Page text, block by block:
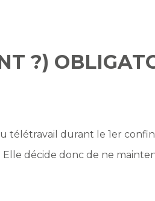
?)
télétravail durant le 1er
décide donc de ne